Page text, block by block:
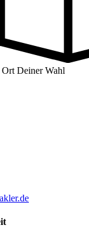
Deiner Wahl